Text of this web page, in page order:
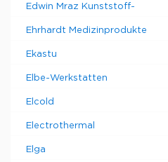
Edwin Mraz Kunststoff-
Ehrhardt Medizinprodukte
Ekastu
Elbe-Werkstatten
Elcold
Electrothermal
Elga